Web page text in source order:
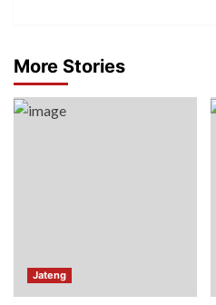
More Stories
Jateng